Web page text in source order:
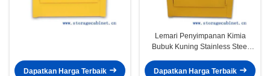
Dapatkan Harga Terbaik
Lemari Penyimpanan Kimia
Bubuk Kuning Stainless Steel
/ Bangku Atas
Dapatkan Harga Terbaik